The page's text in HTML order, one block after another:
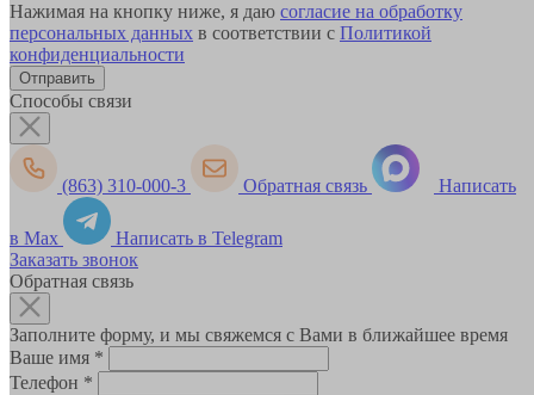
Нажимая на кнопку ниже, я даю согласие на обработку
персональных данных в соответствии с Политикой
конфиденциальности
Способы связи
(863) 310-000-3 Обратная связь Написать
в Max
Написать в Telegram
Заказать звонок
Обратная связь
Заполните форму, и мы свяжемся с Вами в ближайшее время
Ваше имя *
Телефон *